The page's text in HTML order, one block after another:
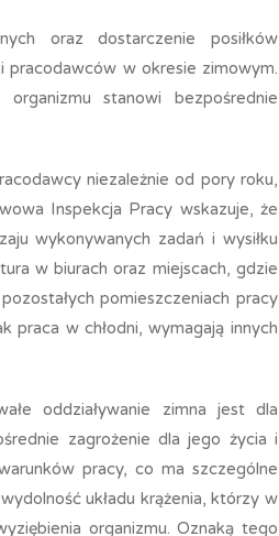
oraz dostarczenie posiłków
w okresie zimowym.
stanowi bezpośrednie
niezależnie od pory roku,
Inspekcja Pracy wskazuje, że
wykonywanych zadań i wysiłku
w biurach oraz miejscach, gdzie
pomieszczeniach pracy
praca w chłodni, wymagają innych
oddziaływanie zimna jest dla
zagrożenie dla jego życia i
pracy, co ma szczególne
układu krążenia, którzy w
organizmu. Oznaką tego